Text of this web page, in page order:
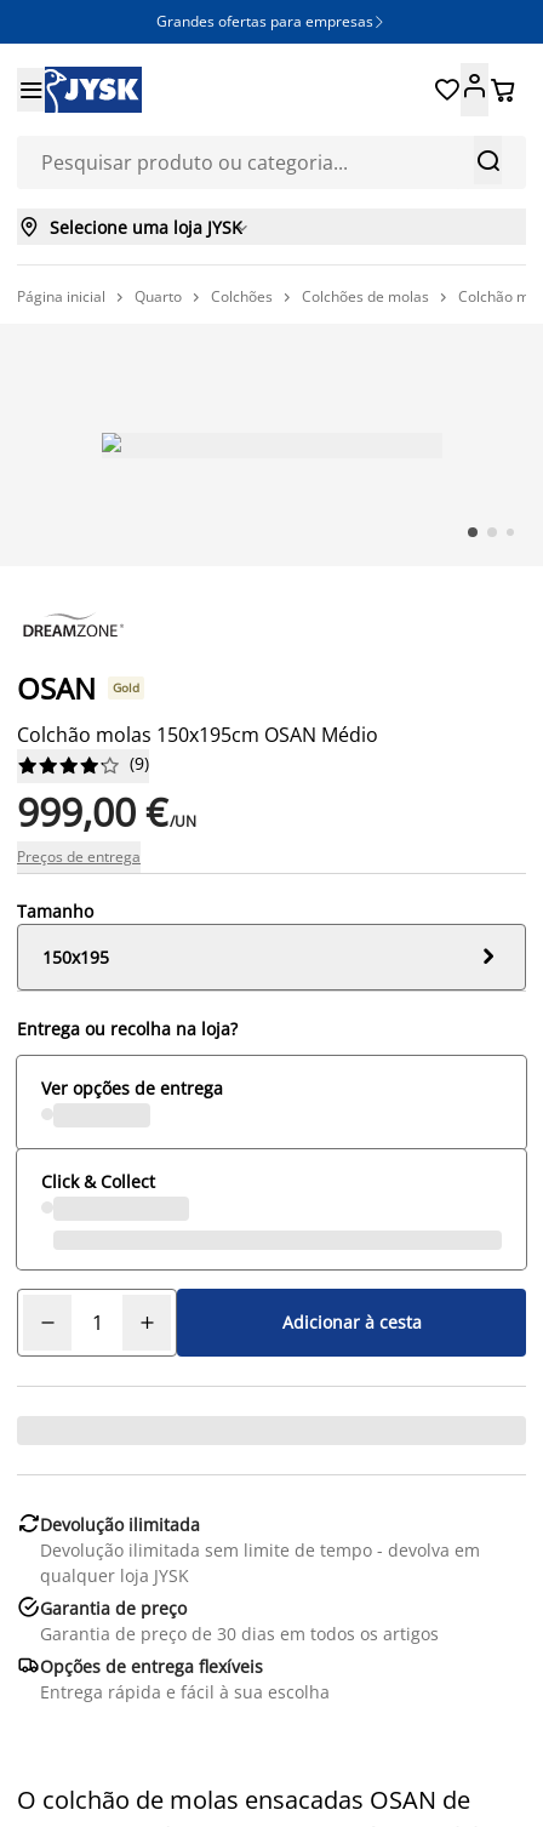
Grandes ofertas para empresas 


 
 Selecione uma loja JYSK
Página inicial  Quarto  Colchões  Colchões de molas  Colchão
OSAN Gold
Colchão molas 150x195cm OSAN Médio





 (9)
999,00 €/UN
Preços de entrega
Tamanho
150x195

Entrega ou recolha na loja?
Ver opções de entrega
Click & Collect
Adicionar à cesta
Devolução ilimitada
Devolução ilimitada sem limite de tempo - devolva em
qualquer loja JYSK
Garantia de preço
Garantia de preço de 30 dias em todos os artigos
Opções de entrega flexíveis
Entrega rápida e fácil à sua escolha
O colchão de molas ensacadas OSAN de